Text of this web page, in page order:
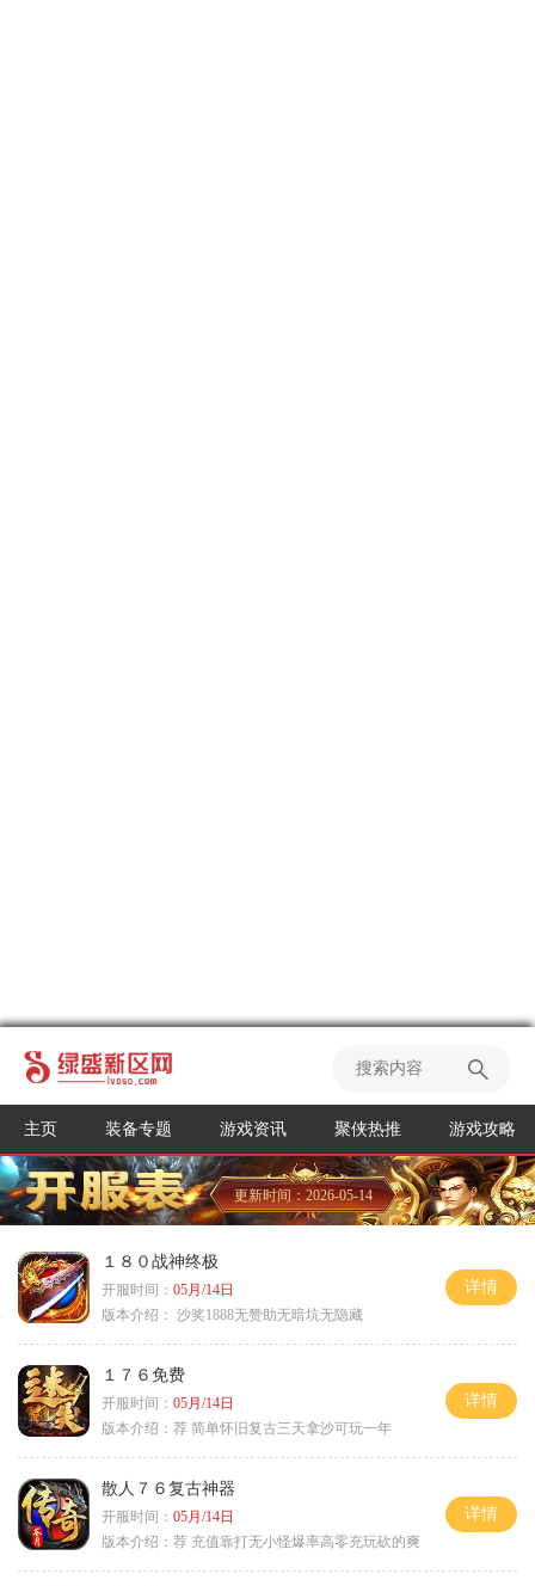
主页 装备专题 游戏资讯 聚侠热推 游戏攻略
更新时间：2026-05-14
１８０战神终极
开服时间： 05月/14日
版本介绍： 沙奖1888无赞助无暗坑无隐藏
详情
１７６免费
开服时间： 05月/14日
版本介绍： 荐 简单怀旧复古三天拿沙可玩一年
详情
散人７６复古神器
开服时间： 05月/14日
版本介绍： 荐 充值靠打无小怪爆率高零充玩砍的爽
详情